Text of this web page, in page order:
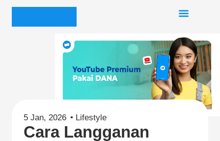
5 Jan, 2026 • Lifestyle
Cara Langganan